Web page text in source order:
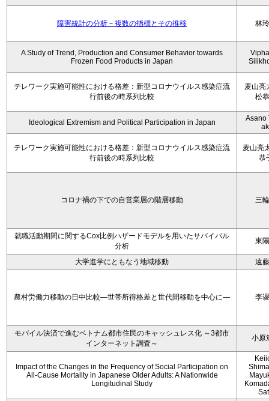
障害統計の分析－複数の指標とその推移 林
A Study of Trend, Production and Consumer Behavior towards
Frozen Food Products in Japan
テレワーク実施可能性における格差：新型コロナウイルス感染症流
行前後の時系列比較
麦山亮
松
Ideological Extremism and Political Participation in Japan
Asano
テレワーク実施可能性における格差：新型コロナウイルス感染症流
行前後の時系列比較
麦山亮
恭
コロナ禍の下での自営業層の階層移動 三
就職活動期間に関するCox比例ハザードモデルを用いたサバイバル
分析
東
大学進学にともなう地域移動 遠
農村労働力移動の日中比較―世帯所得格差と世代間移動を中心に― 李
モバイル決済で進むベトナム都市住民のキャッシュレス化 ～3都市
インターネット調査～
小原
Impact of the Changes in the Frequency of Social Participation on
All-Cause Mortality in Japanese Older Adults: A Nationwide
Longitudinal Study